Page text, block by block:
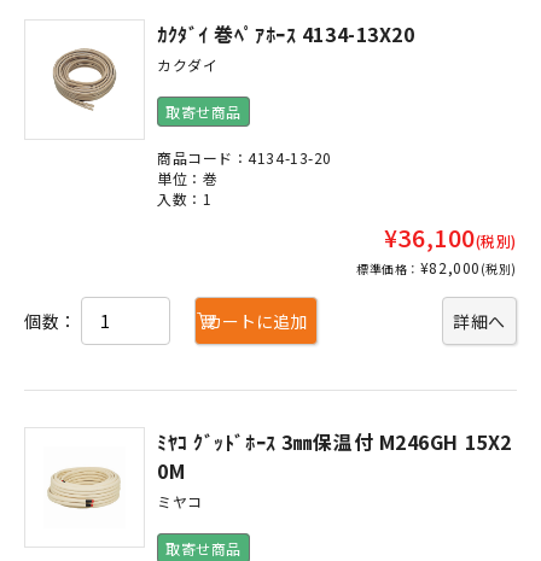
ｶｸﾀﾞｲ 巻ﾍﾟｱﾎｰｽ 4134-13X20
カクダイ
取寄せ商品
商品コード：4134-13-20
単位：巻
入数：1
¥36,100(税別)
標準価格： ¥82,000 (税別)
詳細へ
個数： カートに追加
ﾐﾔｺ ｸﾞｯﾄﾞﾎｰｽ 3㎜保温付 M246GH 15X2
0M
ミヤコ
取寄せ商品